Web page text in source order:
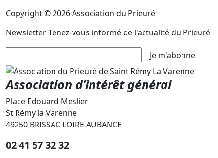
Copyright © 2026 Association du Prieuré
NewsletterTenez-vous informé de l'actualité du Prieuré
Je m'abonne
Association d’intérêt général
Place Edouard Meslier
St Rémy la Varenne
49250 BRISSAC LOIRE AUBANCE
02 41 57 32 32